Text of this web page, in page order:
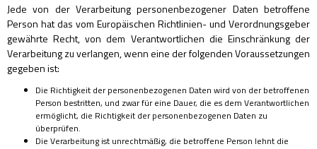
Jede von der Verarbeitung personenbezogener Daten betroffene
Person hat das vom Europäischen Richtlinien- und Verordnungsgeber
gewährte Recht, von dem Verantwortlichen die Einschränkung der
Verarbeitung zu verlangen, wenn eine der folgenden Voraussetzungen
gegeben ist:
Die Richtigkeit der personenbezogenen Daten wird von der betroffenen
Person bestritten, und zwar für eine Dauer, die es dem Verantwortlichen
ermöglicht, die Richtigkeit der personenbezogenen Daten zu
überprüfen.
Die Verarbeitung ist unrechtmäßig, die betroffene Person lehnt die